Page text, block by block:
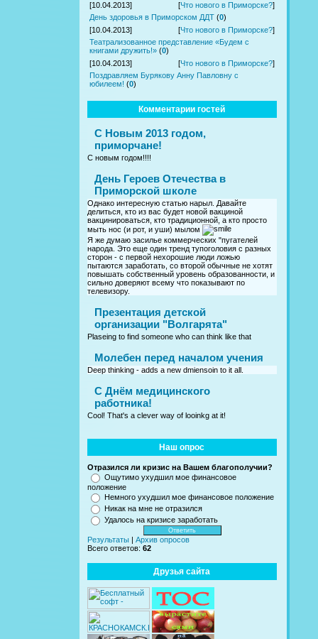
[10.04.2013]
[Что нового в Приморске?]
День здоровья в Приморском ДДТ (0)
[10.04.2013]
[Что нового в Приморске?]
Театрализованное представление «Будем с
книгами дружить!» (0)
[10.04.2013]
[Что нового в Приморске?]
Поздравляем Бурякову Анну Павловну с
юбилеем! (0)
Комментарии гостей
С Новым 2013 годом,
приморчане!
С новым годом!!!!
День Героев Отечества в
Приморской школе
Однако интересную статью нарыл. Давайте
делиться, кто из вас будет новой вакциной
вакцинироваться, кто традиционной, а кто просто
мыть нос (и рот, и уши) мылом
Я же думаю засилье коммерческих "пугателей
народа. Это еще один тренд тупоголовия с разных
сторон - с первой нехорошие люди ложью
пытаются заработать, со второй обычные не хотят
повышать собственный уровень образованности, и
сильно доверяют всему что показывают по
телевизору.
Презентация детской
организации "Волгарята"
Plaseing to find someone who can think like that
Молебен перед началом учения
Deep thinking - adds a new dmiensoin to it all.
C Днём медицинского
работника!
Cool! That's a clever way of looinkg at it!
Наш опрос
Отразился ли кризис на Вашем благополучии?
Ощутимо ухудшил мое финансовое
положение
Немного ухудшил мое финансовое положение
Никак на мне не отразился
Удалось на кризисе заработать
Результаты
Архив опросов
Всего ответов: 62
Друзья сайта